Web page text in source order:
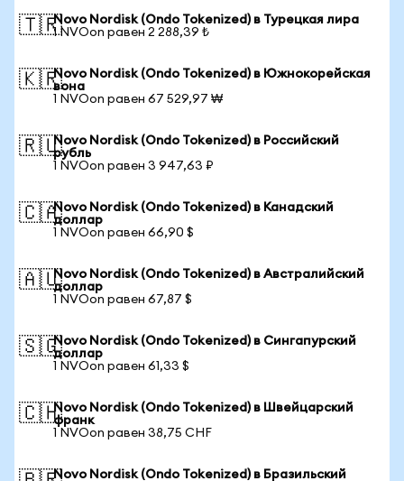
🇹🇷Novo Nordisk (Ondo Tokenized) в Турецкая лира
1 NVOon равен 2 288,39 ₺
🇰🇷Novo Nordisk (Ondo Tokenized) в Южнокорейская
вона
1 NVOon равен 67 529,97 ₩
🇷🇺Novo Nordisk (Ondo Tokenized) в Российский
рубль
1 NVOon равен 3 947,63 ₽
🇨🇦Novo Nordisk (Ondo Tokenized) в Канадский
доллар
1 NVOon равен 66,90 $
🇦🇺Novo Nordisk (Ondo Tokenized) в Австралийский
доллар
1 NVOon равен 67,87 $
🇸🇬Novo Nordisk (Ondo Tokenized) в Сингапурский
доллар
1 NVOon равен 61,33 $
🇨🇭Novo Nordisk (Ondo Tokenized) в Швейцарский
франк
1 NVOon равен 38,75 CHF
Novo Nordisk (Ondo Tokenized) в Бразильский